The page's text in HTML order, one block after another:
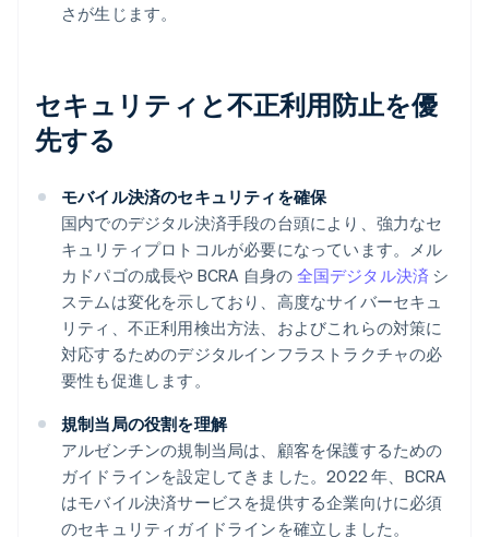
さが生じます。
セキュリティと不正利用防止を優
先する
モバイル決済のセキュリティを確保
国内でのデジタル決済手段の台頭により、強力なセ
キュリティプロトコルが必要になっています。メル
カドパゴの成長や BCRA 自身の 全国デジタル決済 シ
ステムは変化を示しており、高度なサイバーセキュ
リティ、不正利用検出方法、およびこれらの対策に
対応するためのデジタルインフラストラクチャの必
要性も促進します。
規制当局の役割を理解
アルゼンチンの規制当局は、顧客を保護するための
ガイドラインを設定してきました。2022 年、BCRA
はモバイル決済サービスを提供する企業向けに必須
のセキュリティガイドラインを確立しました。